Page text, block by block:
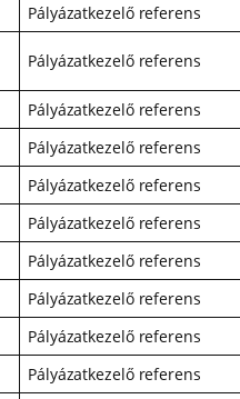
Pályázatkezelő referens
Pályázatkezelő referens
Pályázatkezelő referens
Pályázatkezelő referens
Pályázatkezelő referens
Pályázatkezelő referens
Pályázatkezelő referens
Pályázatkezelő referens
Pályázatkezelő referens
Pályázatkezelő referens